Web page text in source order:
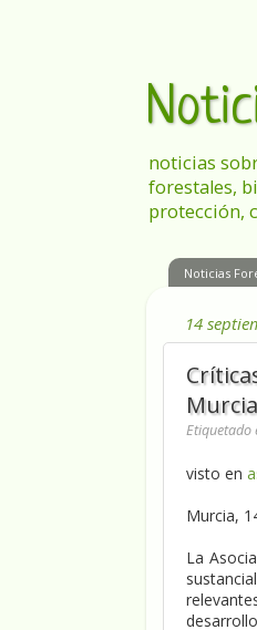
noticias
forestales,
protección,
Noticias
14
Murcia
Etiquetado
visto en
Murcia,
La